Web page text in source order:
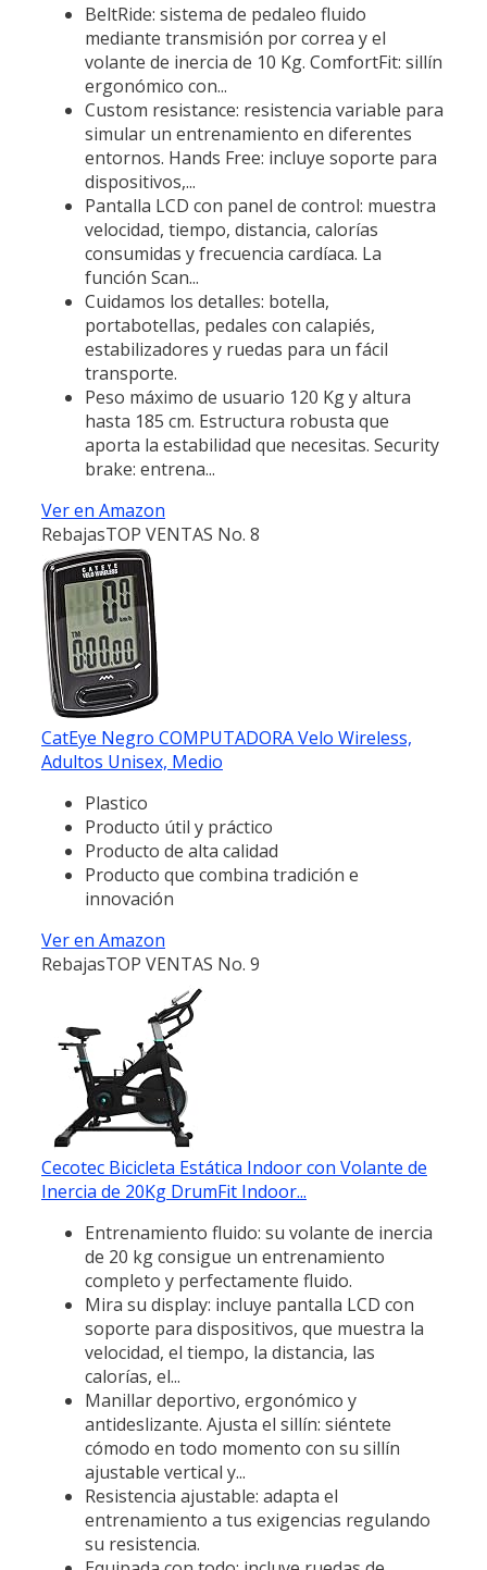
BeltRide: sistema de pedaleo fluido
mediante transmisión por correa y el
volante de inercia de 10 Kg. ComfortFit: sillín
ergonómico con...
Custom resistance: resistencia variable para
simular un entrenamiento en diferentes
entornos. Hands Free: incluye soporte para
dispositivos,...
Pantalla LCD con panel de control: muestra
velocidad, tiempo, distancia, calorías
consumidas y frecuencia cardíaca. La
función Scan...
Cuidamos los detalles: botella,
portabotellas, pedales con calapiés,
estabilizadores y ruedas para un fácil
transporte.
Peso máximo de usuario 120 Kg y altura
hasta 185 cm. Estructura robusta que
aporta la estabilidad que necesitas. Security
brake: entrena...
Ver en Amazon
RebajasTOP VENTAS No. 8
CatEye Negro COMPUTADORA Velo Wireless,
Adultos Unisex, Medio
Plastico
Producto útil y práctico
Producto de alta calidad
Producto que combina tradición e
innovación
Ver en Amazon
RebajasTOP VENTAS No. 9
Cecotec Bicicleta Estática Indoor con Volante de
Inercia de 20Kg DrumFit Indoor...
Entrenamiento fluido: su volante de inercia
de 20 kg consigue un entrenamiento
completo y perfectamente fluido.
Mira su display: incluye pantalla LCD con
soporte para dispositivos, que muestra la
velocidad, el tiempo, la distancia, las
calorías, el...
Manillar deportivo, ergonómico y
antideslizante. Ajusta el sillín: siéntete
cómodo en todo momento con su sillín
ajustable vertical y...
Resistencia ajustable: adapta el
entrenamiento a tus exigencias regulando
su resistencia.